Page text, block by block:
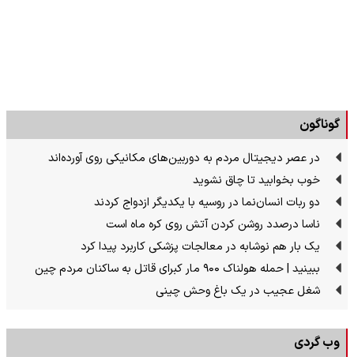
گوناگون
در عصر دیجیتال مردم به دوربین‌های مکانیکی روی آورده‌اند
خوب بخوابید تا چاق نشوید
دو ربات انسان‌نما در روسیه با یکدیگر ازدواج کردند
ناسا درصدد روشن کردن آتش روی کره ماه است
یک بار هم نوشابه در معالجات پزشکی کاربرد پیدا کرد
ببینید | حمله هولناک ۹۰۰ مار کبرای قاتل به ساکنان مردم چین
شغل عجیب در یک باغ وحش چینی
وب گردی